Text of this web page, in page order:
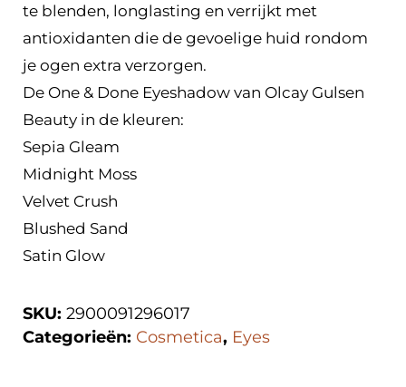
te blenden, longlasting en verrijkt met
antioxidanten die de gevoelige huid rondom
je ogen extra verzorgen.
De One & Done Eyeshadow van Olcay Gulsen
Beauty in de kleuren:
Sepia Gleam
Midnight Moss
Velvet Crush
Blushed Sand
Satin Glow
SKU: 2900091296017
Categorieën: Cosmetica, Eyes